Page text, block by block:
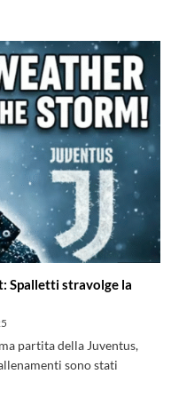
Spalletti stravolge la
partita della Juventus,
sono stati